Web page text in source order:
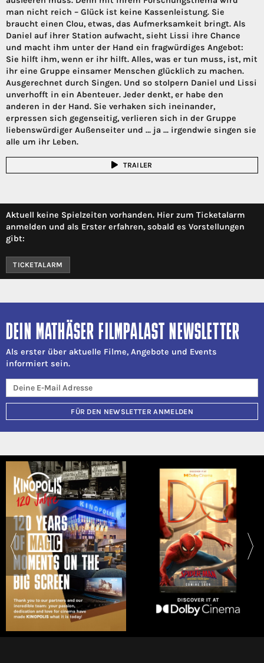
man nicht reich – Glück ist keine Kassenleistung. Sie
braucht einen Clou, etwas, das Aufmerksamkeit bringt. Als
Daniel auf ihrer Station aufwacht, sieht Lissi ihre Chance
und macht ihm unter der Hand ein fragwürdiges Angebot:
Sie hilft ihm, wenn er ihr hilft. Alles, was er tun muss, ist, mit
ihr eine Gruppe einsamer Menschen glücklich zu machen.
Ausgerechnet durch Singen. Und so stolpern Daniel und Lissi
unverhofft in ein Abenteuer. Jeder denkt, er habe den
anderen in der Hand. Sie verhaken sich ineinander,
erpressen sich gegenseitig, verlieren sich in der Gruppe
liebenswürdiger Außenseiter und … ja … irgendwie singen sie
alle um ihr Leben.
TRAILER
Aktuell keine Spielzeiten vorhanden. Hier zum Ticketalarm
anmelden und als Erster erfahren, sobald es Vorstellungen
gibt:
TICKETALARM
DEIN MATHÄSER FILMPALAST NEWSLETTER
Als erster über aktuelle Filme, Angebote und Events
informiert sein.
FÜR DEN NEWSLETTER ANMELDEN